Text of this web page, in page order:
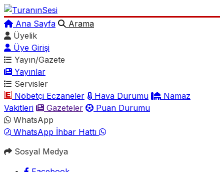
Ana Sayfa
Arama
Üyelik
Üye Girişi
Yayın/Gazete
Yayınlar
Servisler
Nöbetçi Eczaneler
Hava Durumu
Namaz
Vakitleri
Gazeteler
Puan Durumu
WhatsApp
WhatsApp İhbar Hattı
Sosyal Medya